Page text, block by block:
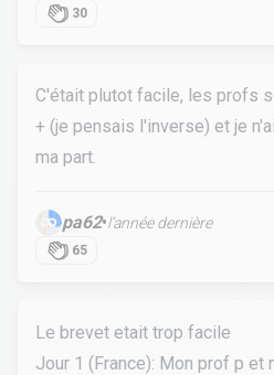
30
C'était plutot facile, les profs
+ (je pensais l'inverse) et je
ma part.
pa62•l’année dernière
65
Le brevet etait trop facile
Jour 1 (France): Mon prof p et